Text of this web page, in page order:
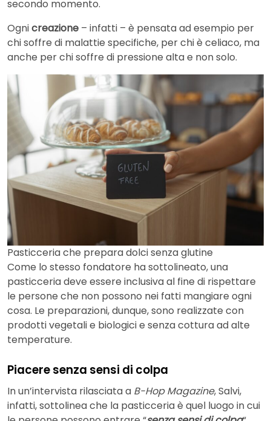
secondo momento.
Ognicreazione – infatti – è pensata ad esempio per
chi soffre di malattie specifiche, per chi è celiaco, ma
anche per chi soffre di pressione alta e non solo.
Pasticceria che prepara dolci senza glutine
Come lo stesso fondatore ha sottolineato, una
pasticceria deve essere inclusiva al fine di rispettare
le persone che non possono nei fatti mangiare ogni
cosa. Le preparazioni, dunque, sono realizzate con
prodotti vegetali e biologici e senza cottura ad alte
temperature.
Piacere senza sensi di colpa
In un’intervista rilasciata a B-Hop Magazine, Salvi,
infatti, sottolinea che la pasticceria è quel luogo in cui